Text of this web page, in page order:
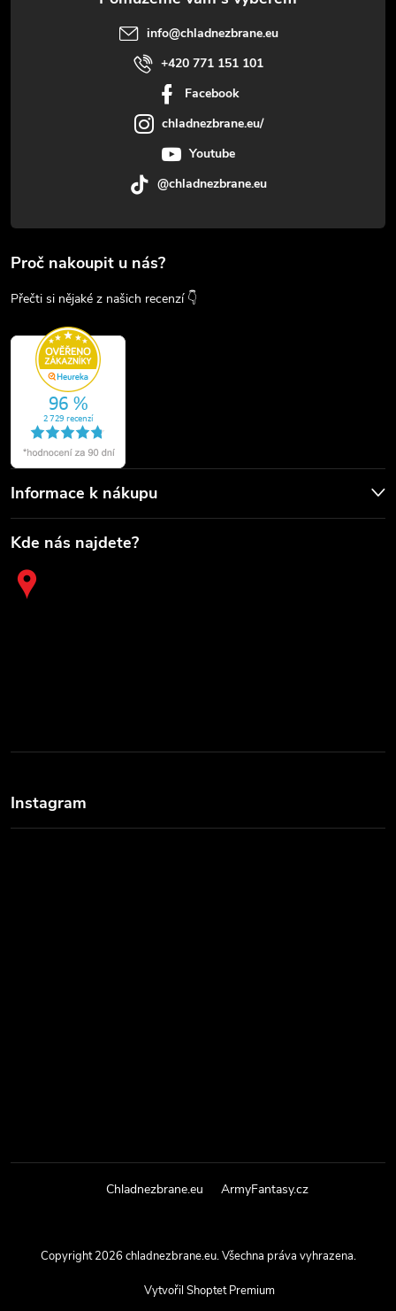
info@chladnezbrane.eu
+420 771 151 101
Facebook
chladnezbrane.eu/
Youtube
@chladnezbrane.eu
Proč nakoupit u nás?
Přečti si nějaké z našich recenzí 👇
Informace k nákupu
Kde nás najdete?
Instagram
Chladnezbrane.eu ArmyFantasy.cz
Vytvořil Shoptet Premium
Copyright 2026chladnezbrane.eu. Všechna práva vyhrazena.